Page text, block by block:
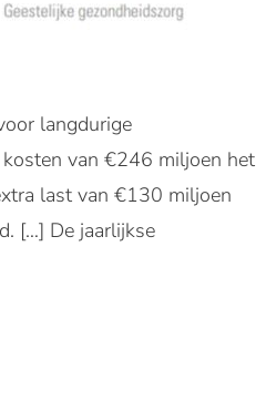
langdurige
van €246 miljoen het
last van €130 miljoen
[…] De jaarlijkse